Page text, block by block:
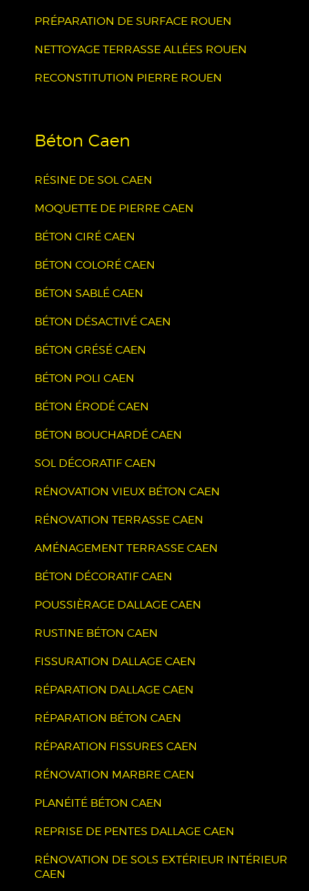
PRÉPARATION DE SURFACE ROUEN
NETTOYAGE TERRASSE ALLÉES ROUEN
RECONSTITUTION PIERRE ROUEN
Béton Caen
RÉSINE DE SOL CAEN
MOQUETTE DE PIERRE CAEN
BÉTON CIRÉ CAEN
BÉTON COLORÉ CAEN
BÉTON SABLÉ CAEN
BÉTON DÉSACTIVÉ CAEN
BÉTON GRÉSÉ CAEN
BÉTON POLI CAEN
BÉTON ÉRODÉ CAEN
BÉTON BOUCHARDÉ CAEN
SOL DÉCORATIF CAEN
RÉNOVATION VIEUX BÉTON CAEN
RÉNOVATION TERRASSE CAEN
AMÉNAGEMENT TERRASSE CAEN
BÉTON DÉCORATIF CAEN
POUSSIÈRAGE DALLAGE CAEN
RUSTINE BÉTON CAEN
FISSURATION DALLAGE CAEN
RÉPARATION DALLAGE CAEN
RÉPARATION BÉTON CAEN
RÉPARATION FISSURES CAEN
RÉNOVATION MARBRE CAEN
PLANÉITÉ BÉTON CAEN
REPRISE DE PENTES DALLAGE CAEN
RÉNOVATION DE SOLS EXTÉRIEUR INTÉRIEUR
CAEN